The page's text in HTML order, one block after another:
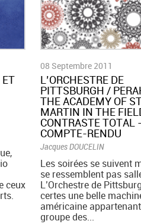
ceux
08 Septembre 2011
L’ORCHESTRE DE
PITTSBURGH /
THE ACADEMY OF
MARTIN IN THE
CONTRASTE TOTAL
COMPTE-RENDU
Jacques DOUCELIN
Les soirées se suivent
se ressemblent pas
L’Orchestre de
certes une belle
américaine
groupe des...